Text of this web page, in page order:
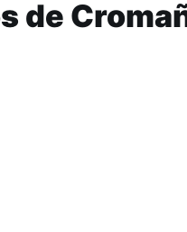
de